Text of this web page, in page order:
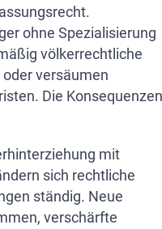
ohne Spezialisierung
völkerrechtliche
versäumen
Die
mit
sich rechtliche
ständig. Neue
verschärfte